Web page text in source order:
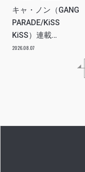
キャ・ノン（GANG
PARADE/KiSS
KiSS）連載
vol.113「読者からの
質問”のんちゃんはラ
2026.08.07